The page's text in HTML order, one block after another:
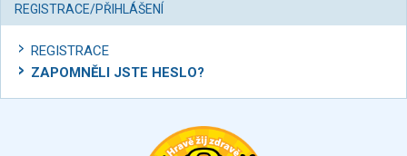
REGISTRACE/PŘIHLÁŠENÍ
REGISTRACE
ZAPOMNĚLI JSTE HESLO?